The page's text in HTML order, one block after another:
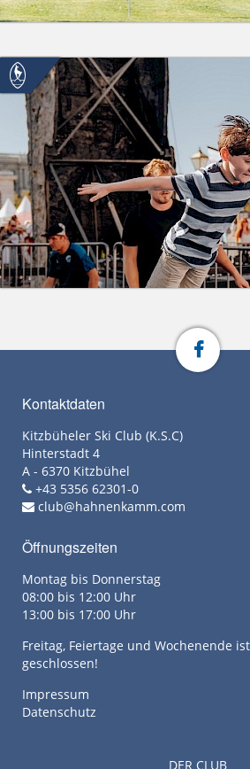
Kontaktdaten
Kitzbüheler Ski Club (K.S.C)
Hinterstadt 4
A - 6370 Kitzbühel
+43 5356 62301-0
club@hahnenkamm.com
Öffnungszeiten
Montag bis Donnerstag
08:00 bis 12:00 Uhr
13:00 bis 17:00 Uhr
Freitag, Feiertage und Wochenende
geschlossen!
Impressum
Datenschutz
DER CLUB